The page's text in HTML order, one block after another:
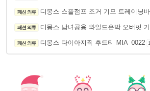
패션 의류 디몽스 스플점프 조거 기모 트레이닝
패션 의류 디몽스 남녀공용 와일드은박 오버핏 기
패션 의류 디몽스 다이아지직 후드티 MIA_0022